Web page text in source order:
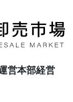
営本部経営